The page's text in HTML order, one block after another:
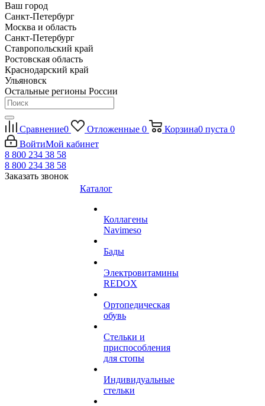
Ваш город
Санкт-Петербург
Москва и область
Санкт-Петербург
Ставропольский край
Ростовская область
Краснодарский край
Ульяновск
Остальные регионы России
Сравнение0 Отложенные 0 Корзина0 пуста 0
ВойтиМой кабинет
8 800 234 38 58
8 800 234 38 58
Заказать звонок
Каталог
Коллагены
Navimeso
Бады
Электровитамины
REDOX
Ортопедическая
обувь
Стельки и
приспособления
для стопы
Индивидуальные
стельки